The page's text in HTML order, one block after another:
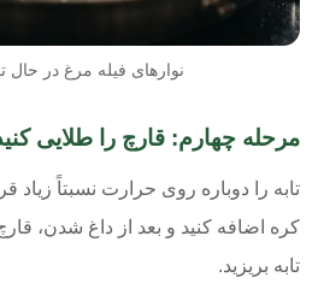
نوارهای فیله مرغ در
مرحله چهارم: قارچ را طلایی
تابه را دوباره روی حرارت نسبتاً زیاد
کره اضافه کنید و بعد از داغ شدن،
تابه بریزید.